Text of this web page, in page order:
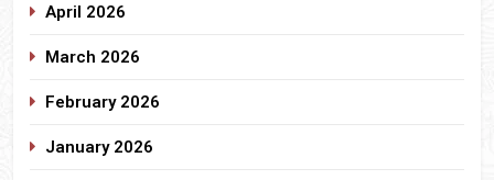
April 2026
March 2026
February 2026
January 2026